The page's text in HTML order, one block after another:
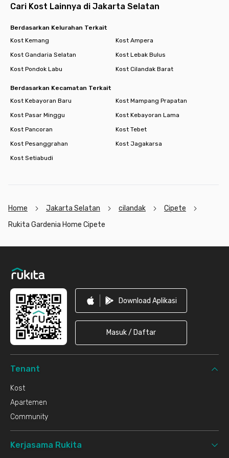
Cari Kost Lainnya di Jakarta Selatan
Berdasarkan Kelurahan Terkait
Kost Kemang
Kost Ampera
Kost Gandaria Selatan
Kost Lebak Bulus
Kost Pondok Labu
Kost Cilandak Barat
Berdasarkan Kecamatan Terkait
Kost Kebayoran Baru
Kost Mampang Prapatan
Kost Pasar Minggu
Kost Kebayoran Lama
Kost Pancoran
Kost Tebet
Kost Pesanggrahan
Kost Jagakarsa
Kost Setiabudi
Home Jakarta Selatan cilandak
Cipete
Rukita Gardenia Home Cipete
Download Aplikasi
Masuk / Daftar
Tenant
Kost
Apartemen
Community
Kerjasama Rukita